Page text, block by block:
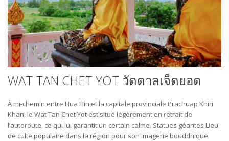
WAT TAN CHET YOT วัดตาลเจ็ดยอด
À mi-chemin entre Hua Hin et la capitale provinciale Prachuap Khiri
Khan, le Wat Tan Chet Yot est situé légèrement en retrait de
l’autoroute, ce qui lui garantit un certain calme. Statues géantes Lieu
de culte populaire dans la région pour son imagerie bouddhique